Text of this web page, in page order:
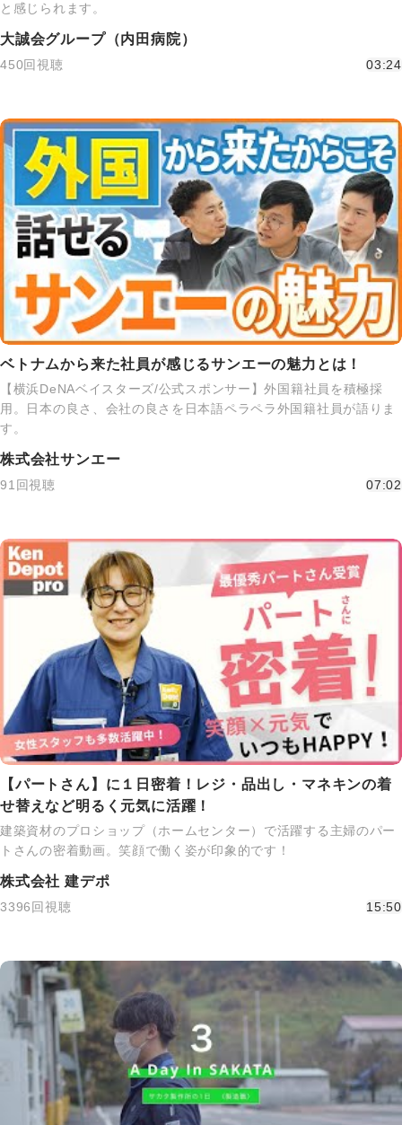
と感じられます。
大誠会グループ（内田病院）
450回視聴 03:24
ベトナムから来た社員が感じるサンエーの魅力とは！
【横浜DeNAベイスターズ/公式スポンサー】外国籍社員を積極採
用。日本の良さ、会社の良さを日本語ペラペラ外国籍社員が語りま
す。
株式会社サンエー
91回視聴 07:02
【パートさん】に１日密着！レジ・品出し・マネキンの着
せ替えなど明るく元気に活躍！
建築資材のプロショップ（ホームセンター）で活躍する主婦のパー
トさんの密着動画。笑顔で働く姿が印象的です！
株式会社 建デポ
3396回視聴 15:50